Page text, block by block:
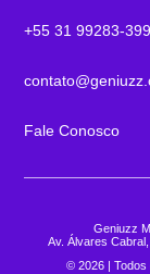
+55 31 99283-
Fale Conosco
Geniuzz
Av. Álvares
© 2026 | Todos